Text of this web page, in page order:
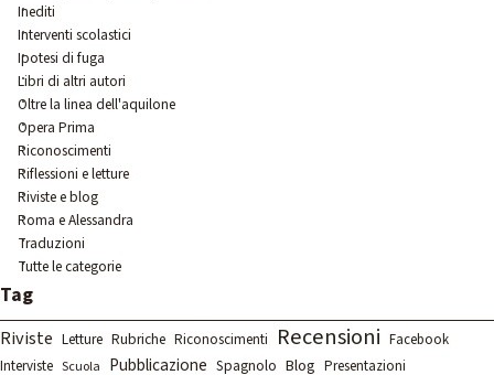
Inediti
Interventi scolastici
Ipotesi di fuga
Libri di altri autori
Oltre la linea dell'aquilone
Opera Prima
Riconoscimenti
Riflessioni e letture
Riviste e blog
Roma e Alessandra
Traduzioni
Tutte le categorie
Salta blocco Tag
Tag
Riviste Letture Rubriche Riconoscimenti Recensioni Facebook
Interviste Scuola Pubblicazione Spagnolo Blog Presentazioni